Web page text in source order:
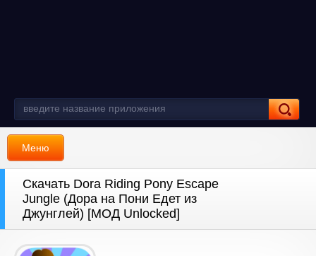
Меню
Скачать Dora Riding Pony Escape
Jungle (Дора на Пони Едет из
Джунглей) [МОД Unlocked]